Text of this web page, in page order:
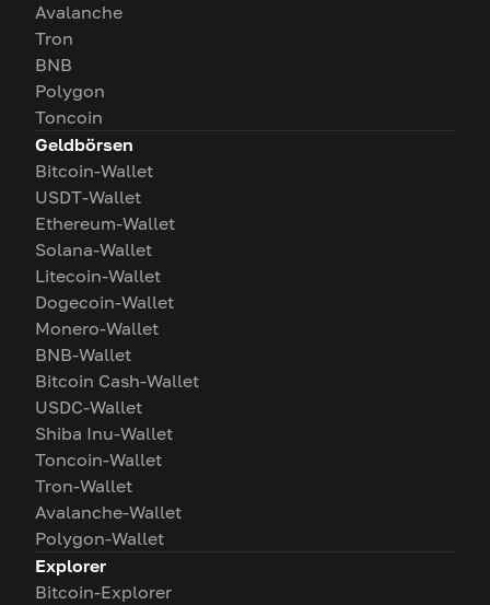
Avalanche
Tron
BNB
Polygon
Toncoin
Geldbörsen
Bitcoin-Wallet
USDT-Wallet
Ethereum-Wallet
Solana-Wallet
Litecoin-Wallet
Dogecoin-Wallet
Monero-Wallet
BNB-Wallet
Bitcoin Cash-Wallet
USDC-Wallet
Shiba Inu-Wallet
Toncoin-Wallet
Tron-Wallet
Avalanche-Wallet
Polygon-Wallet
Explorer
Bitcoin-Explorer